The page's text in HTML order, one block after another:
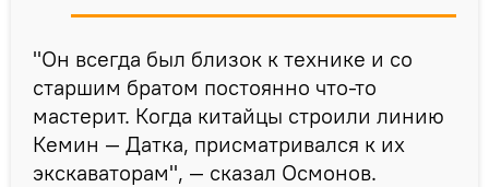
"Он всегда был близок к технике и со
старшим братом постоянно что-то
мастерит. Когда китайцы строили линию
Кемин — Датка, присматривался к их
экскаваторам", — сказал Осмонов.